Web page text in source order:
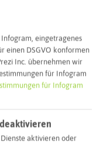
eingetragenes
einen DSGVO konformen
Inc. übernehmen wir
für Infogram
für Infogram
aktivieren oder